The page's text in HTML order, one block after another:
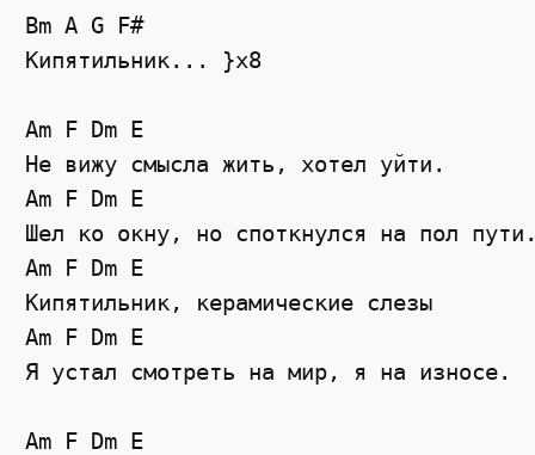
Bm A G F#
Кипятильник... }x8
Am F Dm E
Не вижу смысла жить, хотел уйти.
Am F Dm E
Шел ко окну, но споткнулся на пол
Am F Dm E
Кипятильник, керамические слезы
Am F Dm E
Я устал смотреть на мир, я на износе.
Am F Dm E